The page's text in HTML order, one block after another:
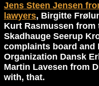
Jens Steen Jensen
lawyers, Birgitte
Kurt Rasmussen from
Skadhauge Seerup
complaints board and
Organization Dansk
Martin Lavesen from
with, that.